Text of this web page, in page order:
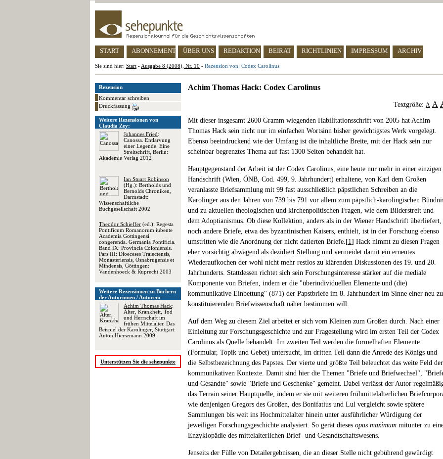
START ABONNEMENT ÜBER UNS REDAKTION BEIRAT RICHTLINIEN IMPRESSUM ARCHIV
Sie sind hier: Start - Ausgabe 8 (2008), Nr. 10 - Rezension von: Codex Carolinus
Rezension
Kommentar schreiben
Druckfassung
Weitere Rezensionen von
Claudia Zey:
Johannes Fried:
Canossa. Entlarvung
einer Legende. Eine
Streitschrift, Berlin:
Akademie Verlag 2012
Ian Stuart Robinson
(Hg.): Bertholds und
Bernolds Chroniken,
Darmstadt:
Wissenschaftliche
Buchgesellschaft 2002
Theodor Schieffer (ed.): Regesta
Pontificum Romanorum iubente
Academia Gottingensi
congerenda. Germania Pontificia.
Band IX: Provincia Coloniensis.
Pars III: Dioeceses Traiectensis,
Monasteriensis, Osnabrugensis et
Mindensis, Göttingen:
Vandenhoeck & Ruprecht 2003
Weitere Rezensionen zu Büchern
der Autorinnen / Autoren:
Achim Thomas Hack:
Alter, Krankheit, Tod
und Herrschaft im
frühen Mittelalter. Das
Beispiel der Karolinger, Stuttgart:
Anton Hiersemann 2009
Unterstützen Sie die sehepunkte
Achim Thomas Hack: Codex Carolinus
Textgröße: A A
Mit dieser insgesamt 2600 Gramm wiegenden Habilitationsschrift von 2005 hat Achim
Thomas Hack sein nicht nur im einfachen Wortsinn bisher gewichtigstes Werk vorgelegt.
Ebenso beeindruckend wie der Umfang ist die inhaltliche Breite, mit der Hack sein nur
scheinbar begrenztes Thema auf fast 1300 Seiten behandelt hat.
Hauptgegenstand der Arbeit ist der Codex Carolinus, eine heute nur mehr in einer einzigen
Handschrift (Wien, ÖNB, Cod. 499, 9. Jahrhundert) erhaltene, von Karl dem Großen
veranlasste Briefsammlung mit 99 fast ausschließlich päpstlichen Schreiben an die
Karolinger aus den Jahren von 739 bis 791 vor allem zum päpstlich-karolingischen
und zu aktuellen theologischen und kirchenpolitischen Fragen, wie dem Bilderstreit und
dem Adoptianismus. Ob diese Kollektion, anders als in der Wiener Handschrift überliefert,
noch andere Briefe, etwa des byzantinischen Kaisers, enthielt, ist in der Forschung ebenso
umstritten wie die Anordnung der nicht datierten Briefe.[1] Hack nimmt zu diesen Fragen
eher vorsichtig abwägend als dezidiert Stellung und vermeidet damit ein erneutes
Wiederaufkochen der wohl nicht mehr restlos zu klärenden Diskussionen des 19. und 20.
Jahrhunderts. Stattdessen richtet sich sein Forschungsinteresse stärker auf die mediale
Komponente von Briefen, indem er die "überindividuellen Elemente und (die)
kommunikative Einbettung" (871) der Papstbriefe im 8. Jahrhundert im Sinne einer neu zu
konstituierenden Briefwissenschaft näher bestimmen will.
Auf dem Weg zu diesem Ziel arbeitet er sich vom Kleinen zum Großen durch. Nach einer
Einleitung zur Forschungsgeschichte und zur Fragestellung wird im ersten Teil der Codex
Carolinus als Quelle behandelt. Im zweiten Teil werden die formelhaften Elemente
(Formular, Topik und Gebet) untersucht, im dritten Teil dann die Anrede des Königs und
die Selbstbezeichnung des Papstes. Der vierte und größte Teil beleuchtet das weite Feld der
kommunikativen Kontexte. Damit sind hier die Themen "Briefe und Briefwechsel",
und Gesandte" sowie "Briefe und Geschenke" gemeint. Dabei verlässt der Autor
das Terrain seiner Hauptquelle, indem er sie mit weiteren frühmittelalterlichen
wie denjenigen Gregors des Großen, des Bonifatius und Lul vergleicht sowie spätere
Sammlungen bis weit ins Hochmittelalter hinein unter ausführlicher Würdigung der
jeweiligen Forschungsgeschichte analysiert. So gerät dieses opus maximum mitunter zu
Enzyklopädie des mittelalterlichen Brief- und Gesandtschaftswesens.
Jenseits der Fülle von Detailergebnissen, die an dieser Stelle nicht gebührend gewürdigt